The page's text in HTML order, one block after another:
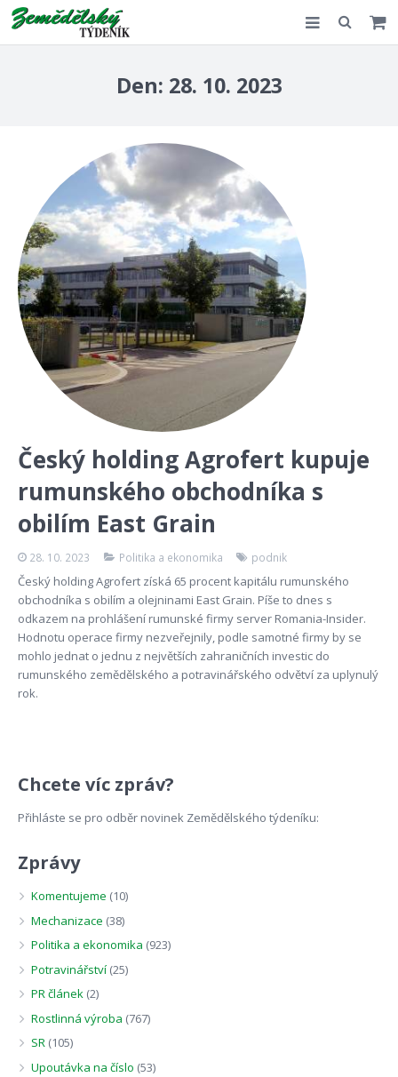
Kontakt
Den: 28. 10. 2023
Český holding Agrofert kupuje
rumunského obchodníka s
obilím East Grain
28. 10. 2023 Politika a ekonomika podnik
Český holding Agrofert získá 65 procent kapitálu rumunského
obchodníka s obilím a olejninami East Grain. Píše to dnes s
odkazem na prohlášení rumunské firmy server Romania-Insider.
Hodnotu operace firmy nezveřejnily, podle samotné firmy by se
mohlo jednat o jednu z největších zahraničních investic do
rumunského zemědělského a potravinářského odvětví za uplynulý
rok.
Chcete víc zpráv?
Přihláste se pro odběr novinek Zemědělského týdeníku:
Zprávy
Komentujeme (10)
Mechanizace (38)
Politika a ekonomika (923)
Potravinářství (25)
PR článek (2)
Rostlinná výroba (767)
SR (105)
Upoutávka na číslo (53)